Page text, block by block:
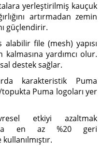
yerleştirilmiş kauçuk
artırmadan zemin
güçlendirir.
alabilir file (mesh) yapısı
yardımcı olur.
destek sağlar.
karakteristik Puma
Puma logoları yer
etkiyi azaltmak
en az %20 geri